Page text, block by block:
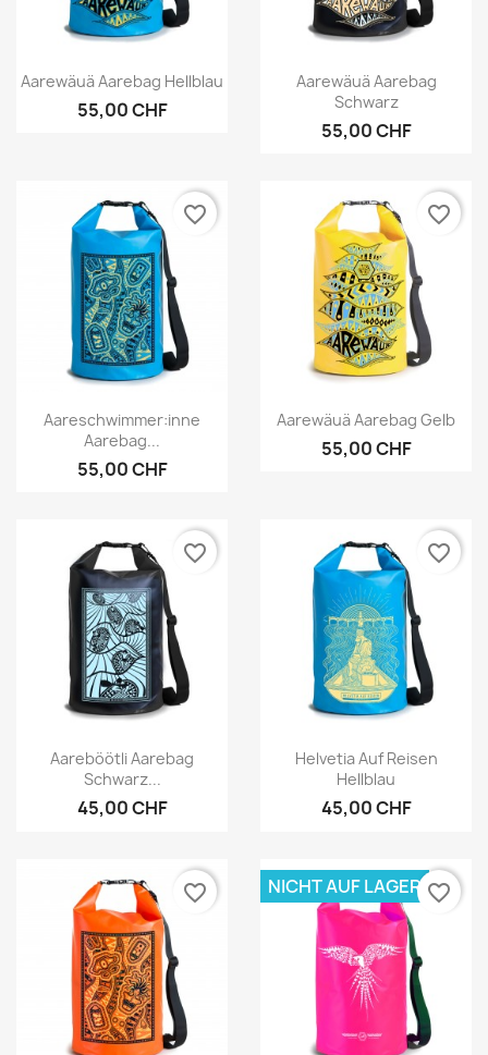
 Vorschau
Aarewäuä Aarebag Hellblau
55,00 CHF
Vorschau
Aarewäuä Aarebag
Schwarz
55,00 CHF
Vorschau
Aareschwimmer:inne
Aarebag...
55,00 CHF
favorite_border
Vorschau
Aarewäuä Aarebag Gelb
55,00 CHF
favorite_border
Vorschau
Aareböötli Aarebag
Schwarz...
45,00 CHF
favorite_border
Vorschau
Helvetia Auf Reisen
Hellblau
45,00 CHF
favorite_border
favorite_border NICHT AUF LAGER favorite_border